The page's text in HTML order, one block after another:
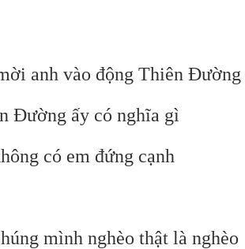
anh vào động Thiên Đường
Đường ấy có nghĩa gì
có em đứng cạnh
mình nghèo thật là nghèo